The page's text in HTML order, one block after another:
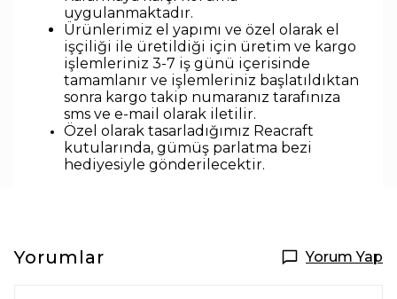
uygulanmaktadır.
Ürünlerimiz el yapımı ve özel olarak el
işçiliği ile üretildiği için üretim ve kargo
işlemleriniz 3-7 iş günü içerisinde
tamamlanır ve işlemleriniz başlatıldıktan
sonra kargo takip numaranız tarafınıza
sms ve e-mail olarak iletilir.
Özel olarak tasarladığımız Reacraft
kutularında, gümüş parlatma bezi
hediyesiyle gönderilecektir.
Yorumlar Yorum Yap